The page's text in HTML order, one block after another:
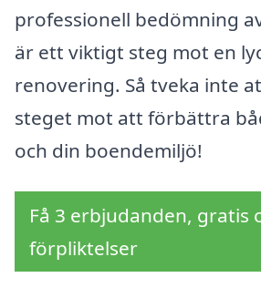
professionell bedömning
är ett viktigt steg mot en
renovering. Så tveka inte
steget mot att förbättra
och din boendemiljö!
Få 3 erbjudanden, gratis
förpliktelser